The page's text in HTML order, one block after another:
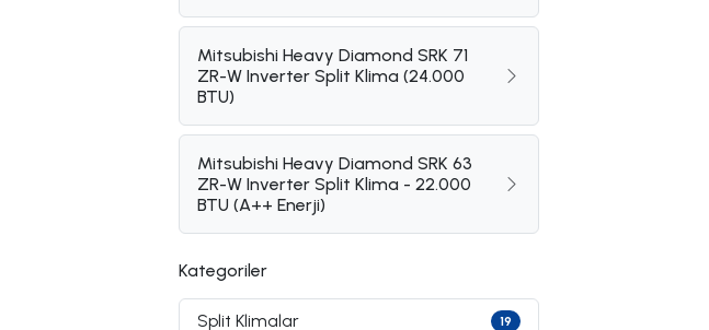
Mitsubishi Heavy Diamond SRK 71
ZR-W Inverter Split Klima (24.000
BTU)
Mitsubishi Heavy Diamond SRK 63
ZR-W Inverter Split Klima - 22.000
BTU (A++ Enerji)
Kategoriler
Split Klimalar 19